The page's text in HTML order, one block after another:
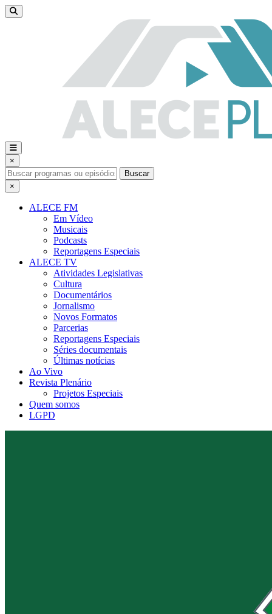
×
Buscar
×
ALECE FM
Em Vídeo
Musicais
Podcasts
Reportagens Especiais
ALECE TV
Atividades Legislativas
Cultura
Documentários
Jornalismo
Novos Formatos
Parcerias
Reportagens Especiais
Séries documentais
Últimas notícias
Ao Vivo
Revista Plenário
Projetos Especiais
Quem somos
LGPD